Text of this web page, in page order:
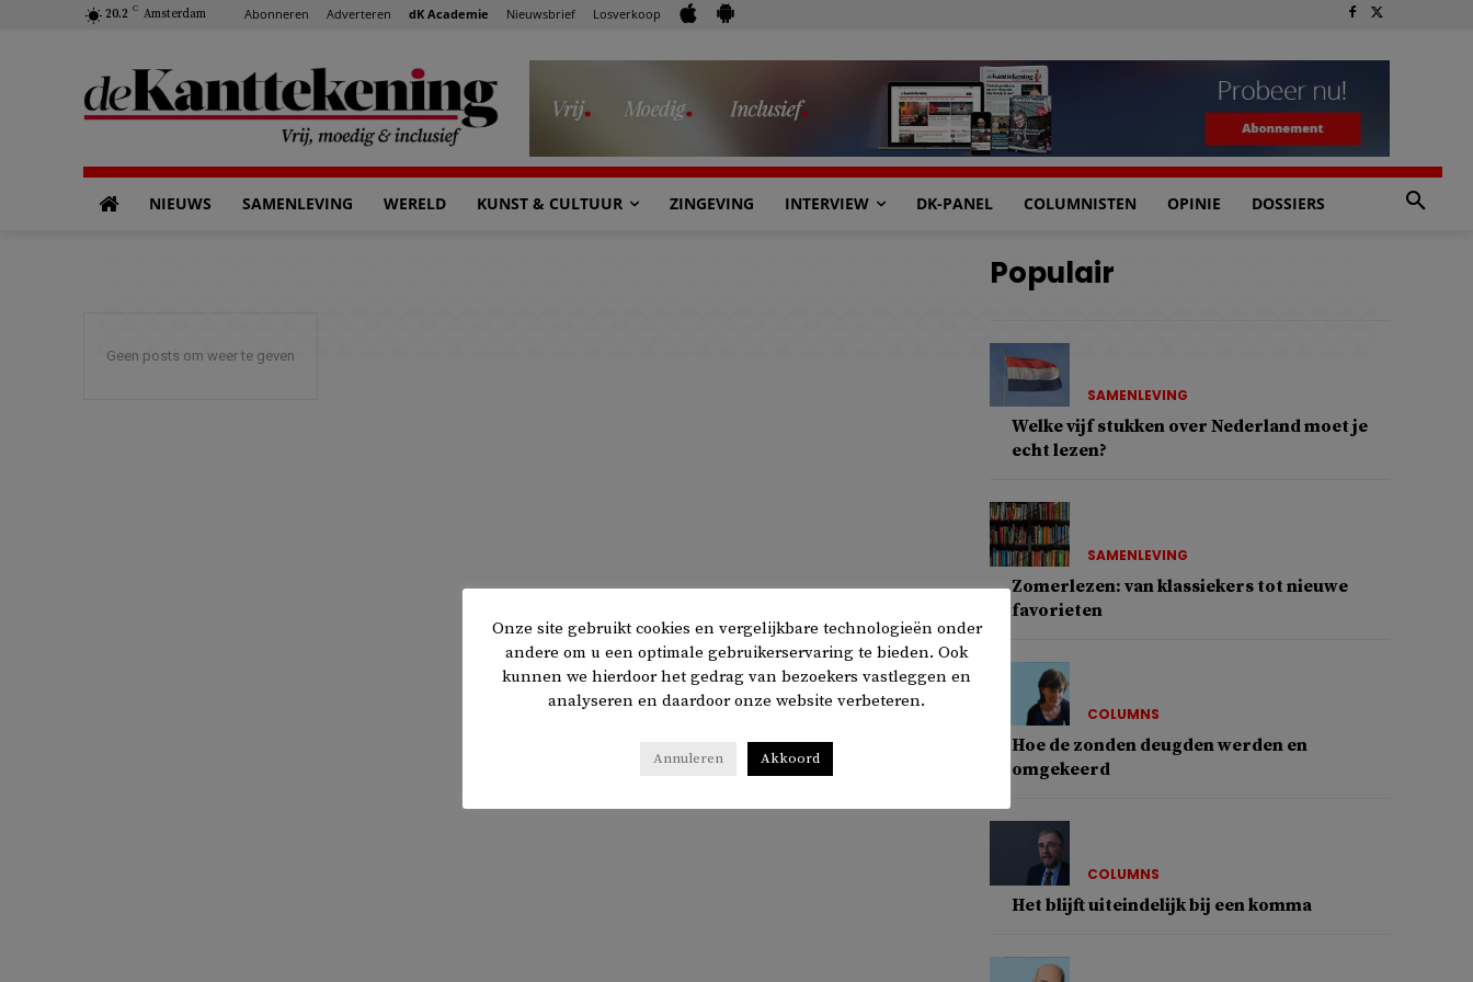
20.2 C Amsterdam Abonneren Adverteren dK Academie Nieuwsbrief Losverkoop
NIEUWS SAMENLEVING WERELD KUNST & CULTUUR ZINGEVING INTERVIEW DK-PANEL COLUMNISTEN OPINIE DOSSIERS
Geen posts om weer te geven
Populair
SAMENLEVING
Welke vijf stukken over Nederland moet je
echt lezen?
SAMENLEVING
Zomerlezen: van klassiekers tot nieuwe
favorieten
COLUMNS
Hoe de zonden deugden werden en
omgekeerd
COLUMNS
Het blijft uiteindelijk bij een komma
Onze site gebruikt cookies en vergelijkbare technologieën onder
andere om u een optimale gebruikerservaring te bieden. Ook
kunnen we hierdoor het gedrag van bezoekers vastleggen en
analyseren en daardoor onze website verbeteren.
Annuleren Akkoord